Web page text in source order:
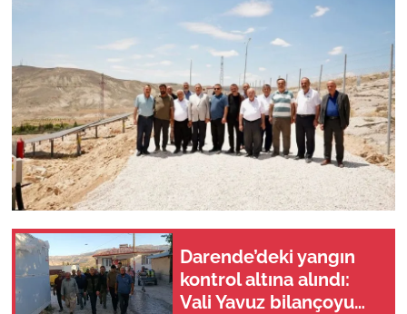
Darende’deki yangın
kontrol altına alındı:
Vali Yavuz bilançoyu